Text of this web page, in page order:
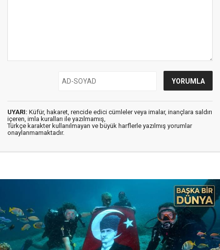
UYARI: Küfür, hakaret, rencide edici cümleler veya imalar, inançlara saldırı
içeren, imla kuralları ile yazılmamış,
Türkçe karakter kullanılmayan ve büyük harflerle yazılmış yorumlar
onaylanmamaktadır.